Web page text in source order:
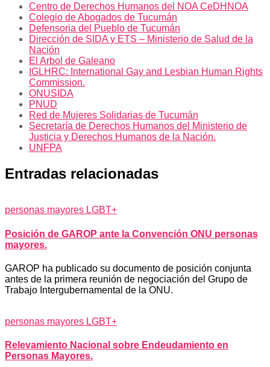
Centro de Derechos Humanos del NOA CeDHNOA
Colegio de Abogados de Tucumán
Defensoria del Pueblo de Tucumán
Dirección de SIDA y ETS – Ministerio de Salud de la
Nación
El Arbol de Galeano
IGLHRC: International Gay and Lesbian Human Rights
Commission.
ONUSIDA
PNUD
Red de Mujeres Solidarias de Tucumán
Secretaría de Derechos Humanos del Ministerio de
Justicia y Derechos Humanos de la Nación.
UNFPA
Entradas relacionadas
personas mayores LGBT+
Posición de GAROP ante la Convención ONU personas
mayores.
GAROP ha publicado su documento de posición conjunta
antes de la primera reunión de negociación del Grupo de
Trabajo Intergubernamental de la ONU.
personas mayores LGBT+
Relevamiento Nacional sobre Endeudamiento en
Personas Mayores.